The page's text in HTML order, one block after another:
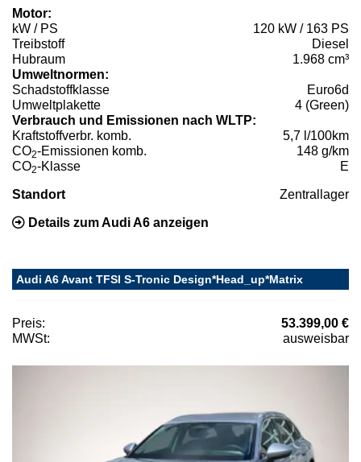
Motor:
kW / PS
120 kW / 163 PS
Treibstoff
Diesel
Hubraum
1.968 cm³
Umweltnormen:
Schadstoffklasse
Euro6d
Umweltplakette
4 (Green)
Verbrauch und Emissionen nach WLTP:
Kraftstoffverbr. komb.
5,7 l/100km
CO2-Emissionen komb.
148 g/km
CO2-Klasse E
Standort Zentrallager
Details zum Audi A6 anzeigen
Audi A6 Avant TFSI S-Tronic Design*Head_up*Matrix
Preis:
53.399,00 €
MWSt:
ausweisbar